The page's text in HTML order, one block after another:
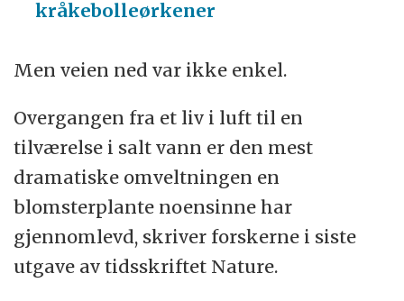
kråkebolleørkener
Men veien ned var ikke enkel.
Overgangen fra et liv i luft til en
tilværelse i salt vann er den mest
dramatiske omveltningen en
blomsterplante noensinne har
gjennomlevd, skriver forskerne i siste
utgave av tidsskriftet Nature.